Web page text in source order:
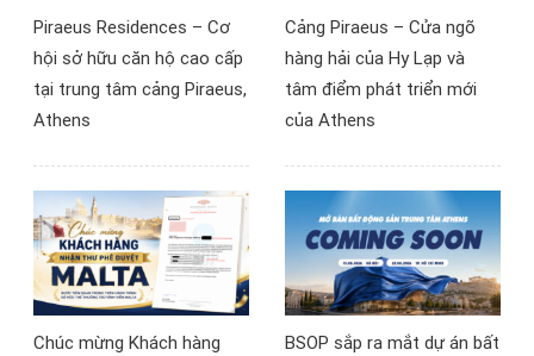
kinh doanh tiền điện tử.
Piraeus Residences – Cơ
hội sở hữu căn hộ cao cấp
tại trung tâm cảng Piraeus,
Athens
Cảng Piraeus – Cửa ngõ
hàng hải của Hy Lạp và
tâm điểm phát triển mới
của Athens
Chúc mừng Khách hàng
BSOP sắp ra mắt dự án bất